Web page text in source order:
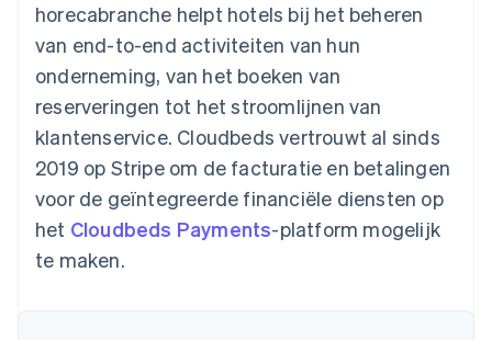
Meer
Product roadmap
Ontdek wat er in het verschiet ligt
Radar
Fraudepreventie
Atlas
Oprichting van een start-up
Climate
CO₂-verwijdering
Online identiteitsverificatie
Media en entertainment
Non-profitorganisaties
Professionele
dienstverlening
Publieke sector
Detailhandel
Ecosysteem
Developerblog
API-status
horecabranche helpt hotels bij het beheren
van end-to-end activiteiten van hun
onderneming, van het boeken van
reserveringen tot het stroomlijnen van
klantenservice. Cloudbeds vertrouwt al sinds
2019 op Stripe om de facturatie en betalingen
voor de geïntegreerde financiële diensten op
het Cloudbeds Payments-platform mogelijk
te maken.